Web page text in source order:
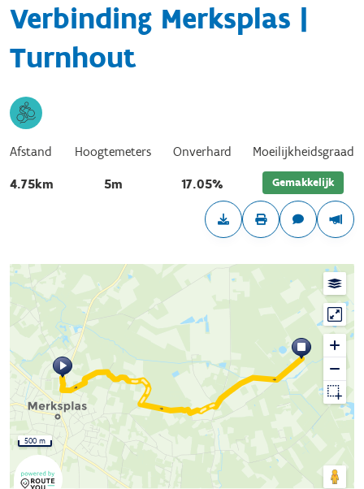
Verbinding Merksplas |
Turnhout
Afstand
4.75km
Hoogtemeters
5m
Onverhard
17.05%
Moeilijkheidsgraad
Gemakkelijk
500 m